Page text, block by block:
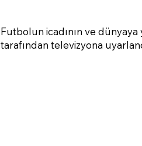
Futbolun icadının ve dünyaya
tarafından televizyona